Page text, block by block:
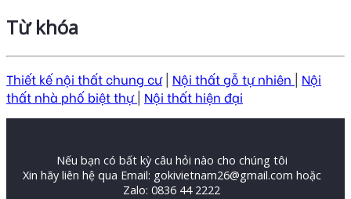
Từ khóa
Thiết kế nội thất chung cư| Nội thất gỗ tự nhiên | Nội
thất nhà phố biệt thự| Nội thất hiện đại
Nếu bạn có bất kỳ câu hỏi nào cho chúng tôi
Xin hãy liên hệ qua Email: gokivietnam26@gmail.com hoặc
Zalo: 0836 44 2222